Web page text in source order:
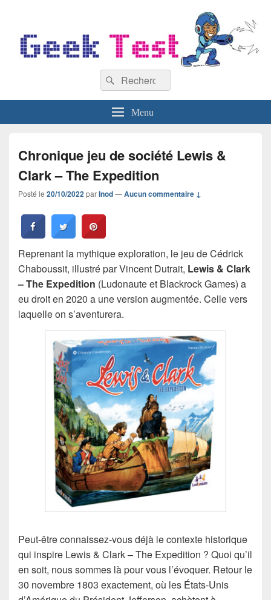
Recherche :
Rechercher
Menu
Chronique jeu de société Lewis &
Clark – The Expedition
Posté le 20/10/2022parInod—Aucun commentaire ↓
Reprenant la mythique exploration, le jeu de Cédrick
Chaboussit, illustré par Vincent Dutrait, Lewis & Clark
– The Expedition (Ludonaute et Blackrock Games) a
eu droit en 2020 a une version augmentée. Celle vers
laquelle on s’aventurera.
Peut-être connaissez-vous déjà le contexte historique
qui inspire Lewis & Clark – The Expedition ? Quoi qu’il
en soit, nous sommes là pour vous l’évoquer. Retour le
30 novembre 1803 exactement, où les États-Unis